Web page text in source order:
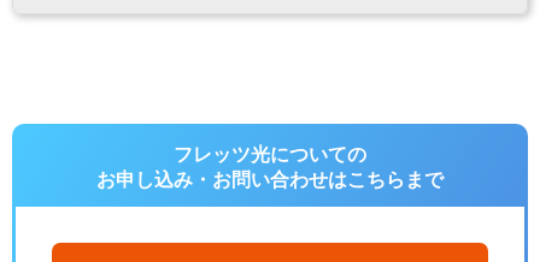
フレッツ光についての
お申し込み・お問い合わせはこちらまで